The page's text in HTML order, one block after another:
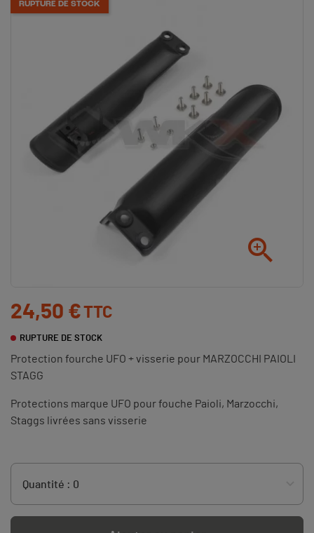
RUPTURE DE STOCK

24,50 €TTC
RUPTURE DE STOCK
Protection fourche UFO + visserie pour MARZOCCHI PAIOLI
STAGG
Protections marque UFO pour fouche Paioli, Marzocchi,
Staggs livrées sans visserie